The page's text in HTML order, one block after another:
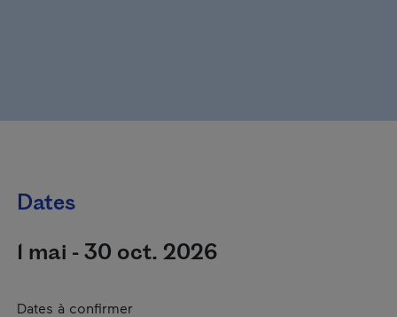
Dates
1 mai - 30 oct. 2026
Dates à confirmer